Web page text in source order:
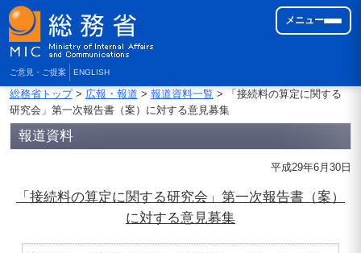
ご意見・ご提案 ENGLISH
メニュー
総務省トップ> 広報・報道 > 報道資料一覧> 「接続料の算定に関する
研究会」第一次報告書（案）に対する意見募集
報道資料
平成29年6月30日
「接続料の算定に関する研究会」第一次報告書（案）
に対する意見募集